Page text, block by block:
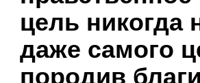
цель никогда
даже самого
породив